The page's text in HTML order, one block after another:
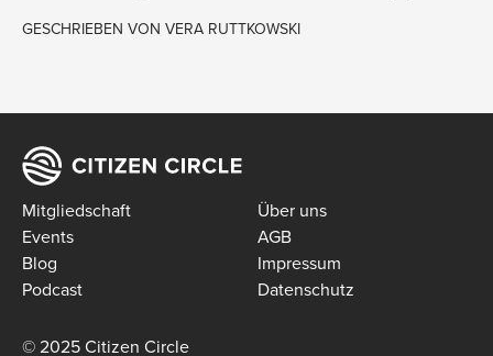
GESCHRIEBEN VON VERA RUTTKOWSKI
Mitgliedschaft
Events
Blog
Podcast
Über uns
AGB
Impressum
Datenschutz
© 2025 Citizen Circle